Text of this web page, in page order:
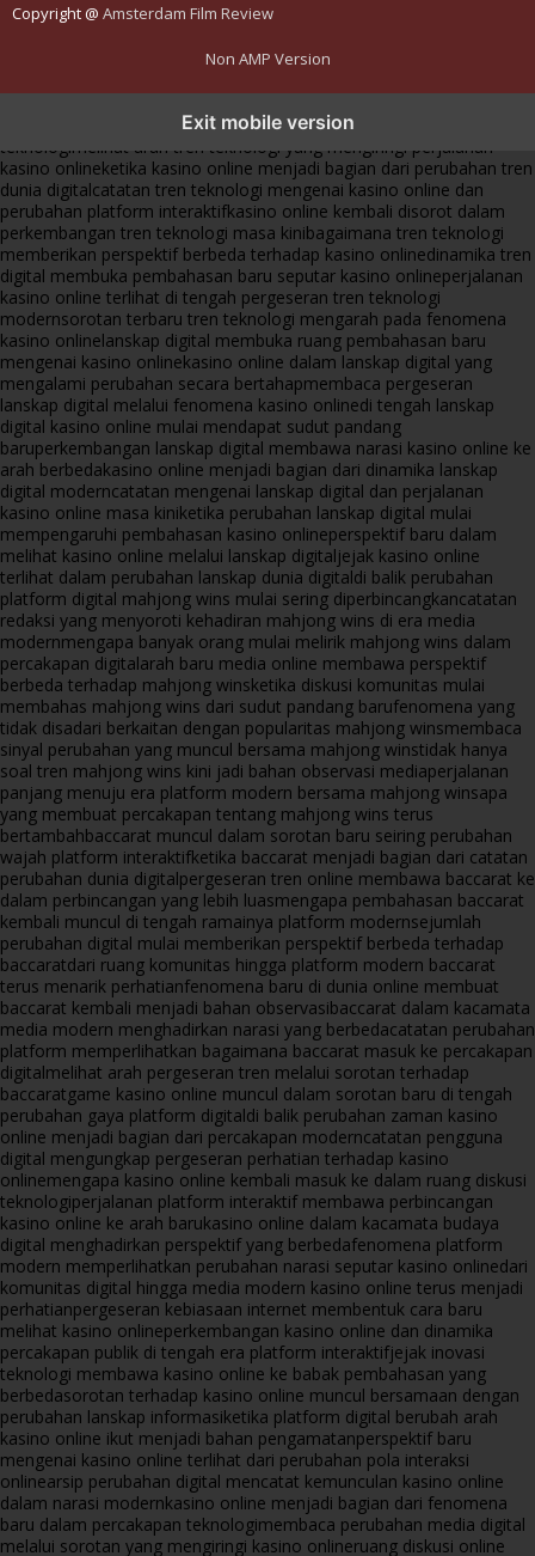
Copyright @ Amsterdam Film Review
Non AMP Version
Exit mobile version
kasino online muncul seiring pergeseran tren platform
teknologimelihat arah tren teknologi yang mengiringi perjalanan
kasino onlineketika kasino online menjadi bagian dari perubahan tren
dunia digitalcatatan tren teknologi mengenai kasino online dan
perubahan platform interaktifkasino online kembali disorot dalam
perkembangan tren teknologi masa kinibagaimana tren teknologi
memberikan perspektif berbeda terhadap kasino onlinedinamika tren
digital membuka pembahasan baru seputar kasino onlineperjalanan
kasino online terlihat di tengah pergeseran tren teknologi
modernsorotan terbaru tren teknologi mengarah pada fenomena
kasino onlinelanskap digital membuka ruang pembahasan baru
mengenai kasino onlinekasino online dalam lanskap digital yang
mengalami perubahan secara bertahapmembaca pergeseran
lanskap digital melalui fenomena kasino onlinedi tengah lanskap
digital kasino online mulai mendapat sudut pandang
baruperkembangan lanskap digital membawa narasi kasino online ke
arah berbedakasino online menjadi bagian dari dinamika lanskap
digital moderncatatan mengenai lanskap digital dan perjalanan
kasino online masa kiniketika perubahan lanskap digital mulai
mempengaruhi pembahasan kasino onlineperspektif baru dalam
melihat kasino online melalui lanskap digitaljejak kasino online
terlihat dalam perubahan lanskap dunia digitaldi balik perubahan
platform digital mahjong wins mulai sering diperbincangkancatatan
redaksi yang menyoroti kehadiran mahjong wins di era media
modernmengapa banyak orang mulai melirik mahjong wins dalam
percakapan digitalarah baru media online membawa perspektif
berbeda terhadap mahjong winsketika diskusi komunitas mulai
membahas mahjong wins dari sudut pandang barufenomena yang
tidak disadari berkaitan dengan popularitas mahjong winsmembaca
sinyal perubahan yang muncul bersama mahjong winstidak hanya
soal tren mahjong wins kini jadi bahan observasi mediaperjalanan
panjang menuju era platform modern bersama mahjong winsapa
yang membuat percakapan tentang mahjong wins terus
bertambahbaccarat muncul dalam sorotan baru seiring perubahan
wajah platform interaktifketika baccarat menjadi bagian dari catatan
perubahan dunia digitalpergeseran tren online membawa baccarat ke
dalam perbincangan yang lebih luasmengapa pembahasan baccarat
kembali muncul di tengah ramainya platform modernsejumlah
perubahan digital mulai memberikan perspektif berbeda terhadap
baccaratdari ruang komunitas hingga platform modern baccarat
terus menarik perhatianfenomena baru di dunia online membuat
baccarat kembali menjadi bahan observasibaccarat dalam kacamata
media modern menghadirkan narasi yang berbedacatatan perubahan
platform memperlihatkan bagaimana baccarat masuk ke percakapan
digitalmelihat arah pergeseran tren melalui sorotan terhadap
baccaratgame kasino online muncul dalam sorotan baru di tengah
perubahan gaya platform digitaldi balik perubahan zaman kasino
online menjadi bagian dari percakapan moderncatatan pengguna
digital mengungkap pergeseran perhatian terhadap kasino
onlinemengapa kasino online kembali masuk ke dalam ruang diskusi
teknologiperjalanan platform interaktif membawa perbincangan
kasino online ke arah barukasino online dalam kacamata budaya
digital menghadirkan perspektif yang berbedafenomena platform
modern memperlihatkan perubahan narasi seputar kasino onlinedari
komunitas digital hingga media modern kasino online terus menjadi
perhatianpergeseran kebiasaan internet membentuk cara baru
melihat kasino onlineperkembangan kasino online dan dinamika
percakapan publik di tengah era platform interaktifjejak inovasi
teknologi membawa kasino online ke babak pembahasan yang
berbedasorotan terhadap kasino online muncul bersamaan dengan
perubahan lanskap informasiketika platform digital berubah arah
kasino online ikut menjadi bahan pengamatanperspektif baru
mengenai kasino online terlihat dari perubahan pola interaksi
onlinearsip perubahan digital mencatat kemunculan kasino online
dalam narasi modernkasino online menjadi bagian dari fenomena
baru dalam percakapan teknologimembaca perubahan media digital
melalui sorotan yang mengiringi kasino onlineruang diskusi online